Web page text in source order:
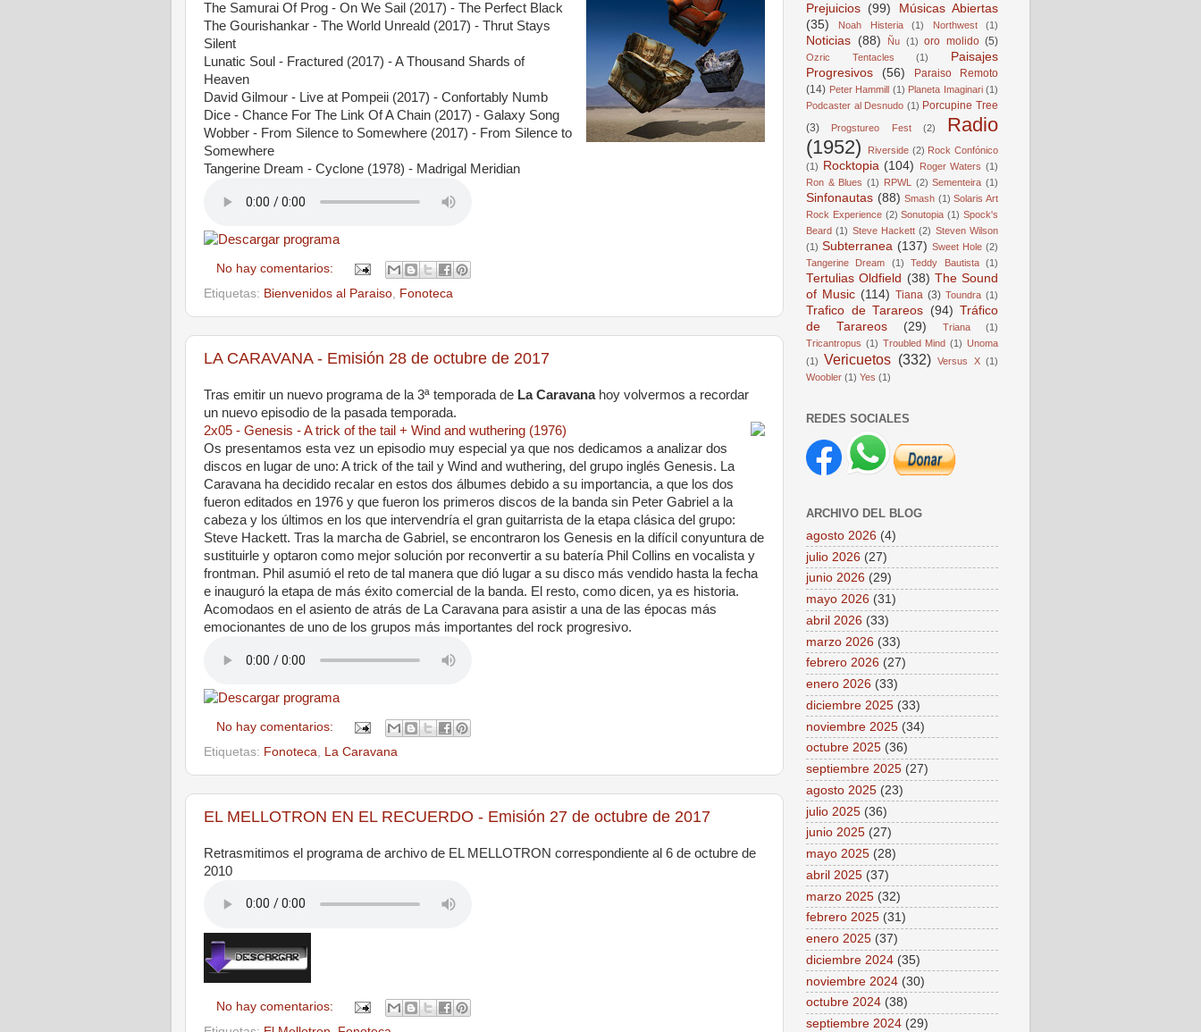
The Samurai Of Prog - On We Sail (2017) - The Perfect Black
The Gourishankar - The World Unreald (2017) - Thrut Stays
Silent
Lunatic Soul - Fractured (2017) - A Thousand Shards of
Heaven
David Gilmour - Live at Pompeii (2017) - Confortably Numb
Dice - Chance For The Link Of A Chain (2017) - Galaxy Song
Wobber - From Silence to Somewhere (2017) - From Silence to
Somewhere
Tangerine Dream - Cyclone (1978) - Madrigal Meridian
No hay comentarios:
Etiquetas: Bienvenidos al Paraiso Fonoteca
LA CARAVANA - Emisión 28 de octubre de 2017
Tras emitir un nuevo programa de la 3ª temporada de La Caravanahoy volvermos a recordar
un nuevo episodio de la pasada temporada.
2x05 - Genesis - A trick of the tail + Wind and wuthering (1976)
Os presentamos esta vez un episodio muy especial ya que nos dedicamos a analizar dos
discos en lugar de uno: A trick of the tail y Wind and wuthering, del grupo inglés Genesis. La
Caravana ha decidido recalar en estos dos álbumes debido a su importancia, a que los dos
fueron editados en 1976 y que fueron los primeros discos de la banda sin Peter Gabriel a la
cabeza y los últimos en los que intervendría el gran guitarrista de la etapa clásica del grupo:
Steve Hackett. Tras la marcha de Gabriel, se encontraron los Genesis en la difícil conyuntura de
sustituirle y optaron como mejor solución por reconvertir a su batería Phil Collins en vocalista y
frontman. Phil asumió el reto de tal manera que dió lugar a su disco más vendido hasta la fecha
e inauguró la etapa de más éxito comercial de la banda. El resto, como dicen, ya es historia.
Acomodaos en el asiento de atrás de La Caravana para asistir a una de las épocas más
emocionantes de uno de los grupos más importantes del rock progresivo.
No hay comentarios:
Etiquetas: Fonoteca La Caravana
EL MELLOTRON EN EL RECUERDO - Emisión 27 de octubre de 2017
Retrasmitimos el programa de archivo de EL MELLOTRON correspondiente al 6 de octubre de
2010
No hay comentarios:
Prejuicios (99)
Músicas Abiertas
(35)
Noah Histeria (1) Northwest (1)
Noticias (88) Ñu (1) oro molido (5)
Ozric Tentacles (1)
Paisajes
Progresivos
(56)
Paraiso Remoto
(14) Peter Hammill (1) Planeta Imaginari (1)
Podcaster al Desnudo (1) Porcupine Tree
(3)
Progstureo Fest (2)
Radio
(1952)
Riverside (2) Rock Confónico
(1) Rocktopia (104) Roger Waters (1)
Ron & Blues (1) RPWL (2) Sementeira (1)
Sinfonautas (88) Smash (1) Solaris Art
Rock Experience (2) Sonutopia (1) Spock's
Beard (1) Steve Hackett (2) Steven Wilson
(1) Subterranea (137) Sweet Hole (2)
Tangerine Dream
(1) Teddy Bautista (1)
Tertulias Oldfield (38) The Sound
of Music (114) Tiana (3) Toundra (1)
Trafico de Tarareos (94) Tráfico
de Tarareos
(29) Triana
(1)
Tricantropus (1) Troubled Mind (1) Unoma
(1)
Vericuetos (332) Versus X (1)
Woobler (1) Yes (1)
REDES SOCIALES
ARCHIVO DEL BLOG
agosto 2026 (4)
julio 2026 (27)
junio 2026 (29)
mayo 2026 (31)
abril 2026 (33)
marzo 2026 (33)
febrero 2026 (27)
enero 2026 (33)
diciembre 2025 (33)
noviembre 2025 (34)
octubre 2025 (36)
septiembre 2025 (27)
agosto 2025 (23)
julio 2025 (36)
junio 2025 (27)
mayo 2025 (28)
abril 2025 (37)
marzo 2025 (32)
febrero 2025 (31)
enero 2025 (37)
diciembre 2024 (35)
noviembre 2024 (30)
octubre 2024 (38)
septiembre 2024 (29)